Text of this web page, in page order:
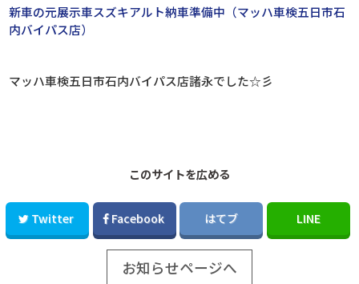
新車の元展示車スズキアルト納車準備中（マッハ車検五日市石
内バイパス店）
マッハ車検五日市石内バイパス店諸永でした☆彡
このサイトを広める
Twitter Facebook はてブ LINE
お知らせページへ